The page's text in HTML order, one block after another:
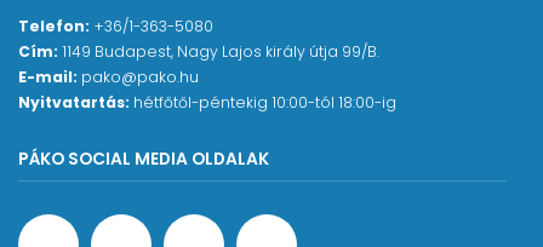
Telefon: +36/1-363-5080
Cím: 1149 Budapest, Nagy Lajos király útja 99/B.
E-mail: pako@pako.hu
Nyitvatartás: hétfőtől-péntekig 10:00-tól 18:00-ig
PÁKO SOCIAL MEDIA OLDALAK